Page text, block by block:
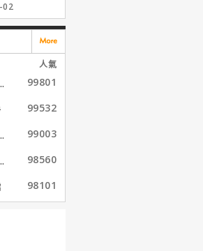
02
人氣
99801
99532
99003
98560
98101